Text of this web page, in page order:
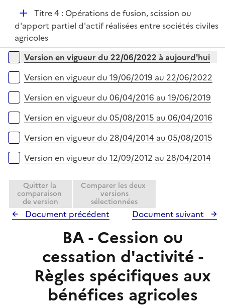
D
é
p
l
i
e
r
Titre 4 : Opérations de fusion, scission ou
d'apport partiel d'actif réalisées entre sociétés civiles
agricoles
Versions sur la période
Version en vigueur du 22/06/2022 à aujourd'hui
Version en vigueur du 19/06/2019 au 22/06/2022
Version en vigueur du 06/04/2016 au 19/06/2019
Version en vigueur du 05/08/2015 au 06/04/2016
Version en vigueur du 28/04/2014 au 05/08/2015
Version en vigueur du 12/09/2012 au 28/04/2014
Quitter la
comparaison
de version
Comparer les deux
versions
sélectionnées
Document précédent Document suivant
BA - Cession ou
cessation d'activité -
Règles spécifiques aux
bénéfices agricoles